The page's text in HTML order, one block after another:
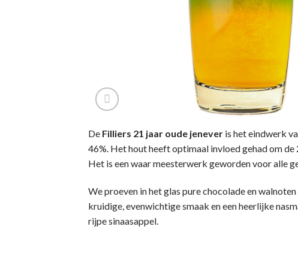
De Filliers 21 jaar oude jenever is het eindwerk
46%. Het hout heeft optimaal invloed gehad om de
Het is een waar meesterwerk geworden voor alle
We proeven in het glas pure chocolade en
kruidige, evenwichtige smaak en een heerlijke
rijpe sinaasappel.